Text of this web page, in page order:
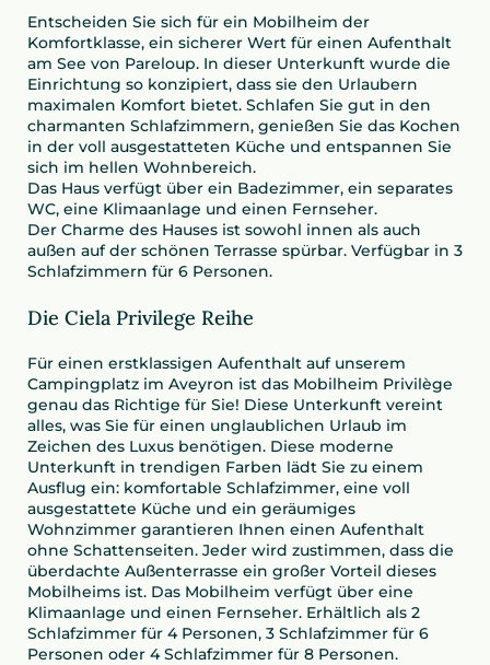
Entscheiden Sie sich für ein Mobilheim der
Komfortklasse, ein sicherer Wert für einen Aufenthalt
am See von Pareloup. In dieser Unterkunft wurde die
Einrichtung so konzipiert, dass sie den Urlaubern
maximalen Komfort bietet. Schlafen Sie gut in den
charmanten Schlafzimmern, genießen Sie das Kochen
in der voll ausgestatteten Küche und entspannen Sie
sich im hellen Wohnbereich.
Das Haus verfügt über ein Badezimmer, ein separates
WC, eine Klimaanlage und einen Fernseher.
Der Charme des Hauses ist sowohl innen als auch
außen auf der schönen Terrasse spürbar. Verfügbar in 3
Schlafzimmern für 6 Personen.
Die Ciela Privilege Reihe
Für einen erstklassigen Aufenthalt auf unserem
Campingplatz im Aveyron ist das Mobilheim Privilège
genau das Richtige für Sie! Diese Unterkunft vereint
alles, was Sie für einen unglaublichen Urlaub im
Zeichen des Luxus benötigen. Diese moderne
Unterkunft in trendigen Farben lädt Sie zu einem
Ausflug ein: komfortable Schlafzimmer, eine voll
ausgestattete Küche und ein geräumiges
Wohnzimmer garantieren Ihnen einen Aufenthalt
ohne Schattenseiten. Jeder wird zustimmen, dass die
überdachte Außenterrasse ein großer Vorteil dieses
Mobilheims ist. Das Mobilheim verfügt über eine
Klimaanlage und einen Fernseher. Erhältlich als 2
Schlafzimmer für 4 Personen, 3 Schlafzimmer für 6
Personen oder 4 Schlafzimmer für 8 Personen.